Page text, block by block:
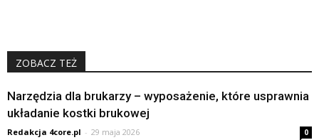
ZOBACZ TEŻ
Narzędzia dla brukarzy – wyposażenie, które usprawnia
układanie kostki brukowej
Redakcja 4core.pl - 29 maja 2026 0